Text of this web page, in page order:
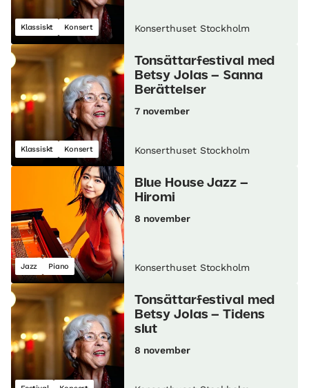
Klassiskt Konsert Konserthuset Stockholm
Klassiskt Konsert
Tonsättarfestival med
Betsy Jolas – Sanna
Berättelser
7 november
Konserthuset Stockholm
Jazz Piano
Blue House Jazz –
Hiromi
8 november
Konserthuset Stockholm
Tonsättarfestival med
Betsy Jolas – Tidens
slut
8 november